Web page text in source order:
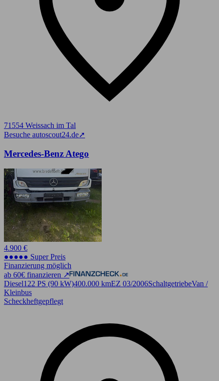
71554 Weissach im Tal
Besuche autoscout24.de➚
Mercedes-Benz Atego
4.900 €
●●●●● Super Preis
Finanzierung möglich
ab 60€ finanzieren ↗
Diesel122 PS (90 kW)400.000 kmEZ 03/2006SchaltgetriebeVan /
Kleinbus
Scheckheftgepflegt